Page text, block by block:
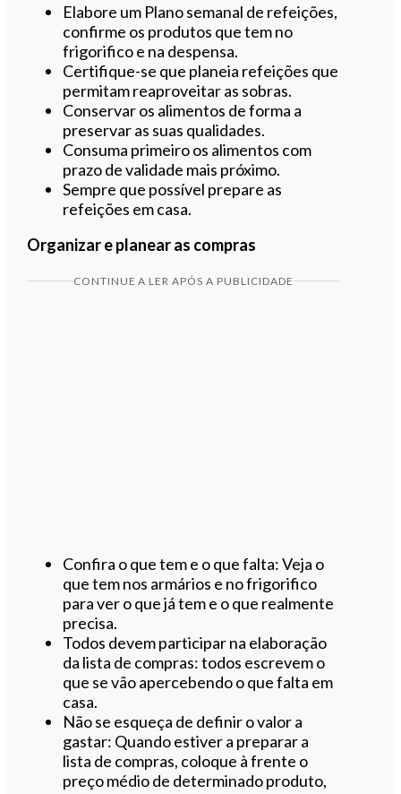
Elabore um Plano semanal de refeições,
confirme os produtos que tem no
frigorifico e na despensa.
Certifique-se que planeia refeições que
permitam reaproveitar as sobras.
Conservar os alimentos de forma a
preservar as suas qualidades.
Consuma primeiro os alimentos com
prazo de validade mais próximo.
Sempre que possível prepare as
refeições em casa.
Organizar e planear as compras
CONTINUE A LER APÓS A PUBLICIDADE
Confira o que tem e o que falta: Veja o
que tem nos armários e no frigorifico
para ver o que já tem e o que realmente
precisa.
Todos devem participar na elaboração
da lista de compras: todos escrevem o
que se vão apercebendo o que falta em
casa.
Não se esqueça de definir o valor a
gastar: Quando estiver a preparar a
lista de compras, coloque à frente o
preço médio de determinado produto,